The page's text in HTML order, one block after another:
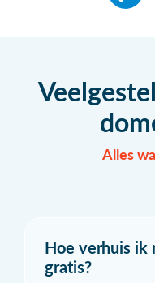
Alles
Hoe verhuis ik
gratis?